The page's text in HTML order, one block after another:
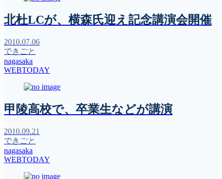
北杜LCが、横森氏迎え記念講演会開催
2010.07.06
できごと
nagasaka
WEBTODAY
甲陵高校で、卒業生などが講演
2010.09.21
できごと
nagasaka
WEBTODAY